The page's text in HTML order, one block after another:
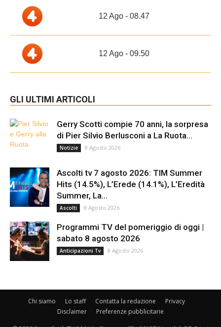
12 Ago - 08.47
12 Ago - 09.50
GLI ULTIMI ARTICOLI
Gerry Scotti compie 70 anni, la sorpresa
di Pier Silvio Berlusconi a La Ruota...
Notizie 8 Agosto 2026
Ascolti tv 7 agosto 2026: TIM Summer
Hits (14.5%), L’Erede (14.1%), L’Eredità
Summer, La...
Ascolti 8 Agosto 2026
Programmi TV del pomeriggio di oggi |
sabato 8 agosto 2026
Anticipazioni Tv 8 Agosto 2026
Chi siamo Lo staff Contatta la redazione
Privacy
Disclaimer
Preferenze pubblicitarie